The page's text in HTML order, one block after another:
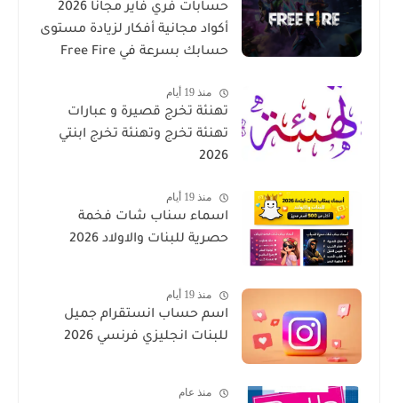
حسابات فري فاير مجانا 2026
أكواد مجانية أفكار لزيادة مستوى
حسابك بسرعة في Free Fire
منذ 19 أيام
تهنئة تخرج قصيرة و عبارات
تهنئة تخرج وتهنئة تخرج ابنتي
2026
منذ 19 أيام
اسماء سناب شات فخمة
حصرية للبنات والاولاد 2026
منذ 19 أيام
اسم حساب انستقرام جميل
للبنات انجليزي فرنسي 2026
منذ عام